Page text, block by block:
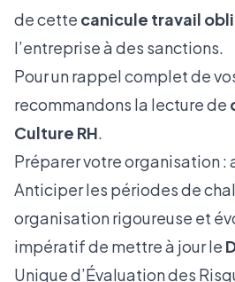
de cette canicule travail
l’entreprise à des sanctions.
Pour un rappel complet de
recommandons la lecture de
Culture RH.
Préparer votre organisation :
Anticiper les périodes de
organisation rigoureuse et
impératif de mettre à jour le
Unique d’Évaluation des